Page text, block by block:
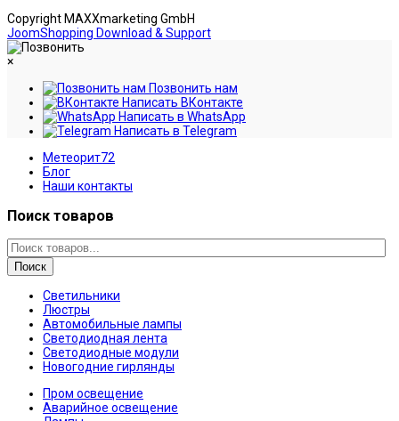
Copyright MAXXmarketing GmbH
JoomShopping Download & Support
×
Позвонить нам
Написать ВКонтакте
Написать в WhatsApp
Написать в Telegram
Метеорит72
Блог
Наши контакты
Поиск товаров
Поиск
Светильники
Люстры
Автомобильные лампы
Светодиодная лента
Светодиодные модули
Новогодние гирлянды
Пром освещение
Аварийное освещение